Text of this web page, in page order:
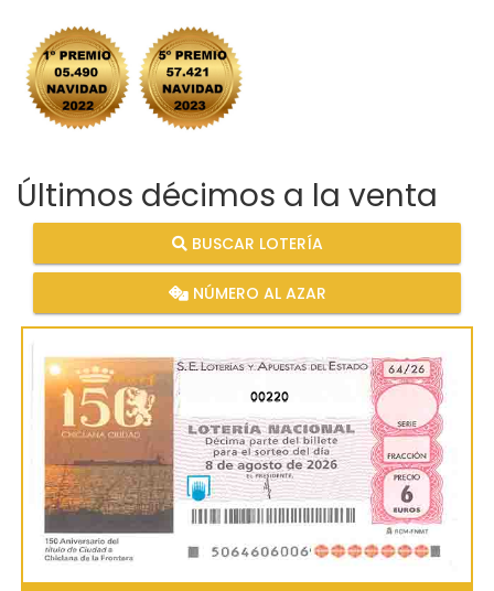
Últimos décimos a la venta
BUSCAR LOTERÍA
NÚMERO AL AZAR
00220